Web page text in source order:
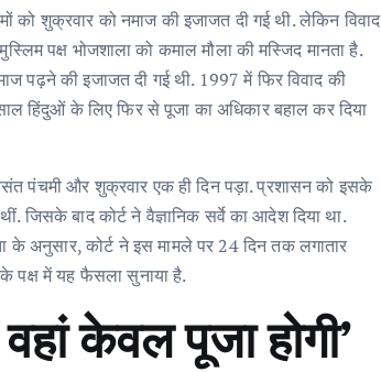
शुक्रवार को नमाज की इजाजत दी गई थी. लेकिन विवाद
पक्ष भोजशाला को कमाल मौला की मस्जिद मानता है.
पढ़ने की इजाजत दी गई थी. 1997 में फिर विवाद की
हिंदुओं के लिए फिर से पूजा का अधिकार बहाल कर दिया
पंचमी और शुक्रवार एक ही दिन पड़ा. प्रशासन को इसके
जिसके बाद कोर्ट ने वैज्ञानिक सर्वे का आदेश दिया था.
के अनुसार, कोर्ट ने इस मामले पर 24 दिन तक लगातार
पक्ष में यह फैसला सुनाया है.
केवल पूजा होगी’